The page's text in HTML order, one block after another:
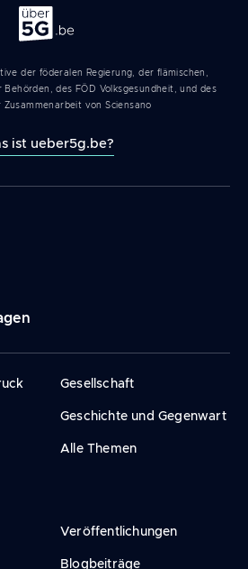
Über 5G
der föderalen Regierung, der flämischen,
Behörden, des FÖD Volksgesundheit, und des
Zusammenarbeit von Sciensano
ist ueber5g.be?
Gesellschaft
Geschichte und Gegenwart
Alle Themen
Veröffentlichungen
Blogbeiträge